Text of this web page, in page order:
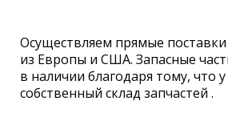
Осуществляем прямые поставки
из Европы и США. Запасные
в наличии благодаря тому, что
собственный склад запчастей .